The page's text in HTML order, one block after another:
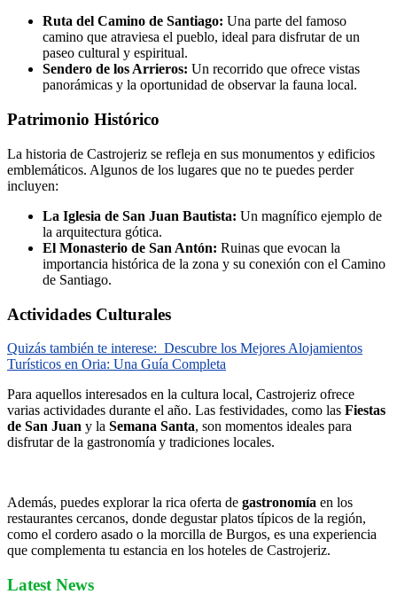
Ruta del Camino de Santiago: Una parte del famoso
camino que atraviesa el pueblo, ideal para disfrutar de un
paseo cultural y espiritual.
Sendero de los Arrieros: Un recorrido que ofrece vistas
panorámicas y la oportunidad de observar la fauna local.
Patrimonio Histórico
La historia de Castrojeriz se refleja en sus monumentos y edificios
emblemáticos. Algunos de los lugares que no te puedes perder
incluyen:
La Iglesia de San Juan Bautista: Un magnífico ejemplo de
la arquitectura gótica.
El Monasterio de San Antón: Ruinas que evocan la
importancia histórica de la zona y su conexión con el Camino
de Santiago.
Actividades Culturales
Quizás también te interese: Descubre los Mejores Alojamientos
Turísticos en Oria: Una Guía Completa
Para aquellos interesados en la cultura local, Castrojeriz ofrece
varias actividades durante el año. Las festividades, como las Fiestas
de San Juan y la Semana Santa, son momentos ideales para
disfrutar de la gastronomía y tradiciones locales.
Además, puedes explorar la rica oferta de gastronomía en los
restaurantes cercanos, donde degustar platos típicos de la región,
como el cordero asado o la morcilla de Burgos, es una experiencia
que complementa tu estancia en los hoteles de Castrojeriz.
Latest News